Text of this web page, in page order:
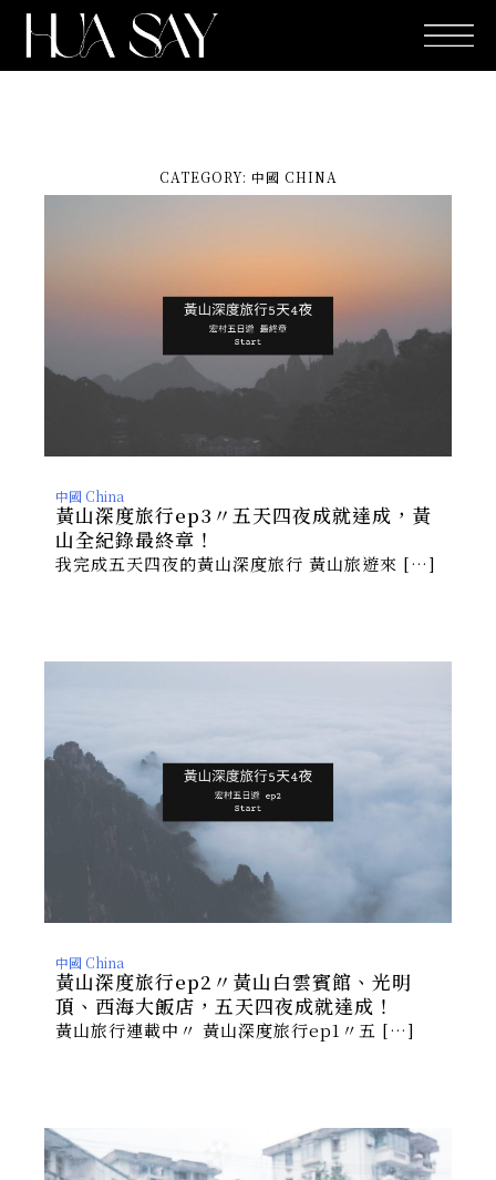
CATEGORY: 中國 CHINA
中國 China
黃山深度旅行ep3〃五天四夜成就達成，黃
山全紀錄最終章！
我完成五天四夜的黃山深度旅行 黃山旅遊來 […]
中國 China
黃山深度旅行ep2〃黃山白雲賓館、光明
頂、西海大飯店，五天四夜成就達成！
黃山旅行連載中〃 黃山深度旅行ep1〃五 […]